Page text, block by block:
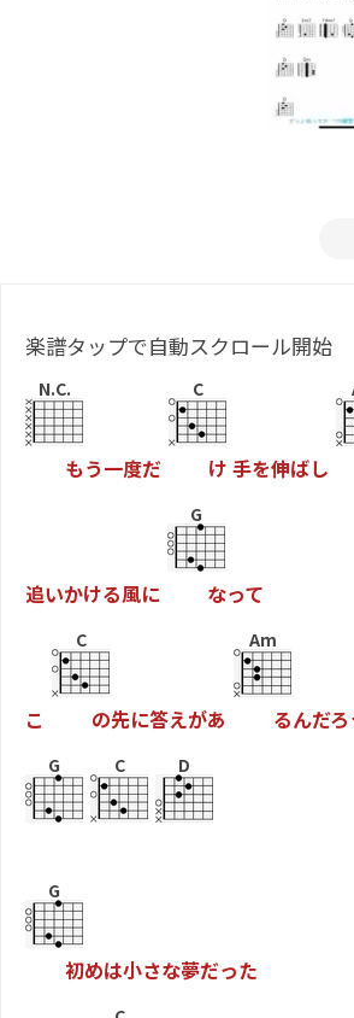
楽譜タップで自動スクロール開始
N.C.
もう一度だ
C
け 手を伸ばし
追いかける風に
G
なって
こ
C
の先に答えがあ
Am
るんだろ
G C D
G
初めは小さな夢だった